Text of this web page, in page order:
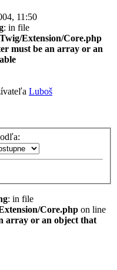
11:50
: in file
Extension/Core.php
must be an array or an
Luboš
: in file
Core.php on line
array or an object that